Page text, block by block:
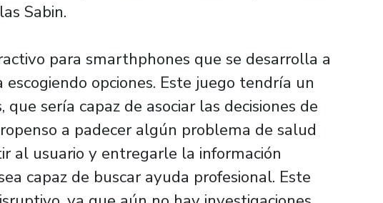
Sabin.
para smarthphones que se desarrolla a
opciones. Este juego tendría un
sería capaz de asociar las decisiones de
a padecer algún problema de salud
al usuario y entregarle la información
capaz de buscar ayuda profesional. Este